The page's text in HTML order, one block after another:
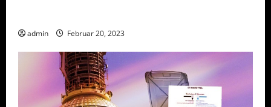
admin Februar 20, 2023